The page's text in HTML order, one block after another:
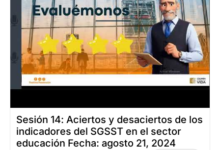
Sesión 14: Aciertos y desaciertos de los
indicadores del SGSST en el sector
educación Fecha: agosto 21, 2024